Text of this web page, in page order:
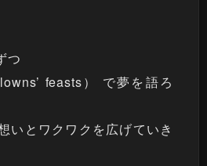
つ
feasts） で夢を語ろ
いとワクワクを広げていき